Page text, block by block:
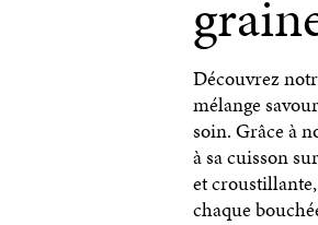
Découvrez
mélange
soin. Grâce à
à sa cuisson
et
chaque